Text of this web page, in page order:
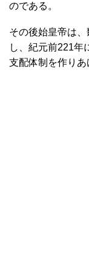
のである。
その後始皇帝は
し、紀元前221年
支配体制を作りあ